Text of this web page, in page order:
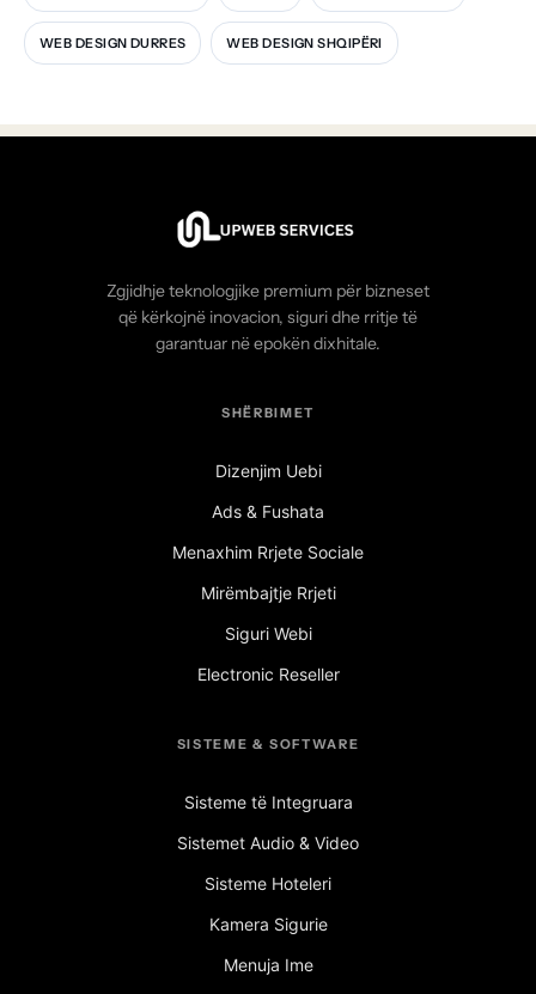
WEB DESIGN DURRES WEB DESIGN SHQIPËRI
Zgjidhje teknologjike premium për bizneset
që kërkojnë inovacion, siguri dhe rritje të
garantuar në epokën dixhitale.
SHËRBIMET
Dizenjim Uebi
Ads & Fushata
Menaxhim Rrjete Sociale
Mirëmbajtje Rrjeti
Siguri Webi
Electronic Reseller
SISTEME & SOFTWARE
Sisteme të Integruara
Sistemet Audio & Video
Sisteme Hoteleri
Kamera Sigurie
Menuja Ime